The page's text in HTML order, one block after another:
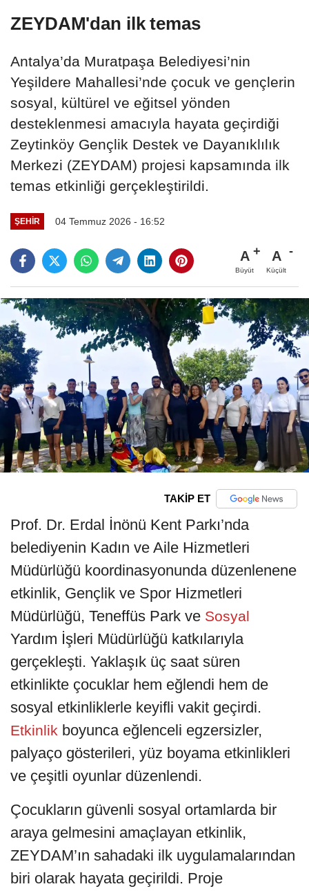
ZEYDAM'dan ilk temas
Antalya’da Muratpaşa Belediyesi’nin
Yeşildere Mahallesi’nde çocuk ve gençlerin
sosyal, kültürel ve eğitsel yönden
desteklenmesi amacıyla hayata geçirdiği
Zeytinköy Gençlik Destek ve Dayanıklılık
Merkezi (ZEYDAM) projesi kapsamında ilk
temas etkinliği gerçekleştirildi.
ŞEHIR 04 Temmuz 2026 - 16:52
A
Büyüt
A
Küçült
TAKİP ET
Prof. Dr. Erdal İnönü Kent Parkı’nda
belediyenin Kadın ve Aile Hizmetleri
Müdürlüğü koordinasyonunda düzenlenene
etkinlik, Gençlik ve Spor Hizmetleri
Müdürlüğü, Teneffüs Park ve Sosyal
Yardım İşleri Müdürlüğü katkılarıyla
gerçekleşti. Yaklaşık üç saat süren
etkinlikte çocuklar hem eğlendi hem de
sosyal etkinliklerle keyifli vakit geçirdi.
Etkinlik boyunca eğlenceli egzersizler,
palyaço gösterileri, yüz boyama etkinlikleri
ve çeşitli oyunlar düzenlendi.
Çocukların güvenli sosyal ortamlarda bir
araya gelmesini amaçlayan etkinlik,
ZEYDAM’ın sahadaki ilk uygulamalarından
biri olarak hayata geçirildi. Proje